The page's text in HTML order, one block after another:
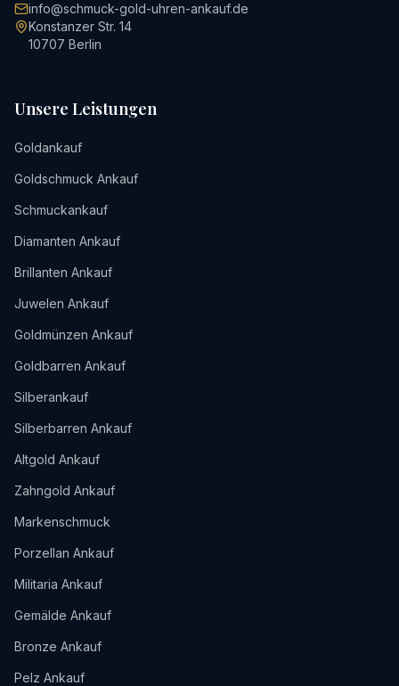
info@schmuck-gold-uhren-ankauf.de
Konstanzer Str. 14
10707 Berlin
Unsere Leistungen
Goldankauf
Goldschmuck Ankauf
Schmuckankauf
Diamanten Ankauf
Brillanten Ankauf
Juwelen Ankauf
Goldmünzen Ankauf
Goldbarren Ankauf
Silberankauf
Silberbarren Ankauf
Altgold Ankauf
Zahngold Ankauf
Markenschmuck
Porzellan Ankauf
Militaria Ankauf
Gemälde Ankauf
Bronze Ankauf
Pelz Ankauf